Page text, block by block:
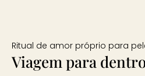
Ritual de amor próprio para
Viagem para